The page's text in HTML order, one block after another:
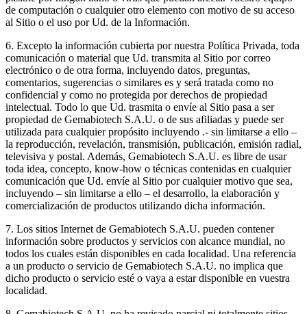
de computación o cualquier otro elemento con motivo de su acceso
al Sitio o el uso por Ud. de la Información.
6. Excepto la información cubierta por nuestra Política Privada, toda
comunicación o material que Ud. transmita al Sitio por correo
electrónico o de otra forma, incluyendo datos, preguntas,
comentarios, sugerencias o similares es y será tratada como no
confidencial y como no protegida por derechos de propiedad
intelectual. Todo lo que Ud. trasmita o envíe al Sitio pasa a ser
propiedad de Gemabiotech S.A.U. o de sus afiliadas y puede ser
utilizada para cualquier propósito incluyendo .- sin limitarse a ello –
la reproducción, revelación, transmisión, publicación, emisión radial,
televisiva y postal. Además, Gemabiotech S.A.U. es libre de usar
toda idea, concepto, know-how o técnicas contenidas en cualquier
comunicación que Ud. envíe al Sitio por cualquier motivo que sea,
incluyendo – sin limitarse a ello – el desarrollo, la elaboración y
comercialización de productos utilizando dicha información.
7. Los sitios Internet de Gemabiotech S.A.U. pueden contener
información sobre productos y servicios con alcance mundial, no
todos los cuales están disponibles en cada localidad. Una referencia
a un producto o servicio de Gemabiotech S.A.U. no implica que
dicho producto o servicio esté o vaya a estar disponible en vuestra
localidad.